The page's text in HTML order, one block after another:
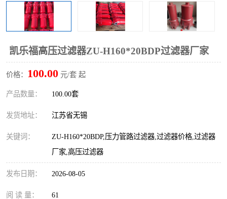
凯乐福高压过滤器ZU-H160*20BDP过滤器厂家
价格： 100.00 元/套 起
产品数量： 100.00套
发货地址： 江苏省无锡
关键词：
ZU-H160*20BDP,压力管路过滤器,过滤器价格,过滤器
厂家,高压过滤器
发布日期： 2026-08-05
阅 读 量： 61